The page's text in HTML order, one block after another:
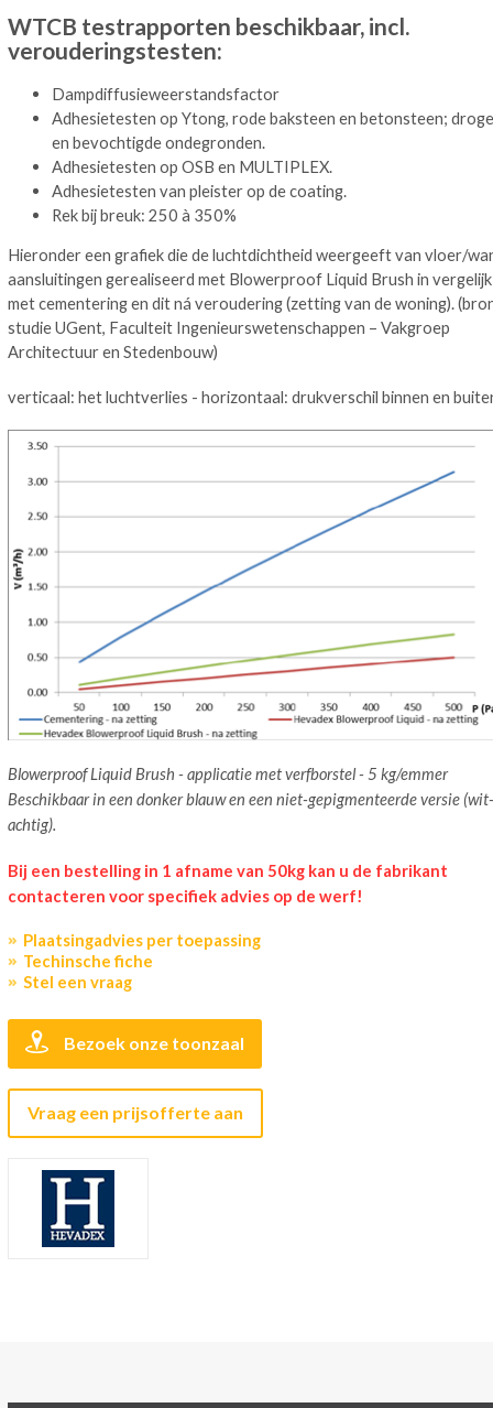
WTCB testrapporten beschikbaar, incl.
verouderingstesten:
Dampdiffusieweerstandsfactor
Adhesietesten op Ytong, rode baksteen en betonsteen; droge
en bevochtigde ondegronden.
Adhesietesten op OSB en MULTIPLEX.
Adhesietesten van pleister op de coating.
Rek bij breuk: 250 à 350%
Hieronder een grafiek die de luchtdichtheid weergeeft van vloer/
aansluitingen gerealiseerd met Blowerproof Liquid Brush in vergelijk
met cementering en dit ná veroudering (zetting van de woning).
studie UGent, Faculteit Ingenieurswetenschappen – Vakgroep
Architectuur en Stedenbouw)
verticaal: het luchtverlies - horizontaal: drukverschil binnen en
Blowerproof Liquid Brush - applicatie met verfborstel - 5 kg/emmer
Beschikbaar in een donker blauw en een niet-gepigmenteerde versie (wit-
achtig).
Bij een bestelling in 1 afname van 50kg kan u de fabrikant
contacteren voor specifiek advies op de werf!
Plaatsingadvies per toepassing
Techinsche fiche
Stel een vraag
Bezoek onze toonzaal
Vraag een prijsofferte aan